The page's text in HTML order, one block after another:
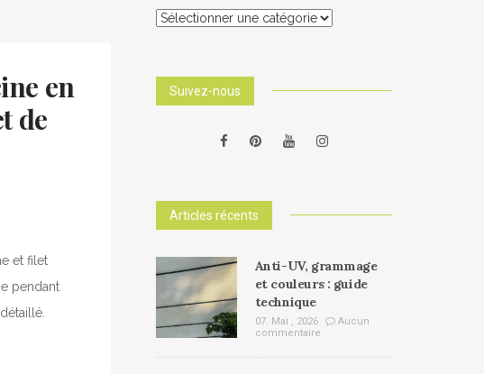
en
de
et filet
pendant
Catégories
Suivez-nous
Articles récents
Anti-UV, grammage
et couleurs : guide
technique
07. Mai , 2026
Aucun
commentaire